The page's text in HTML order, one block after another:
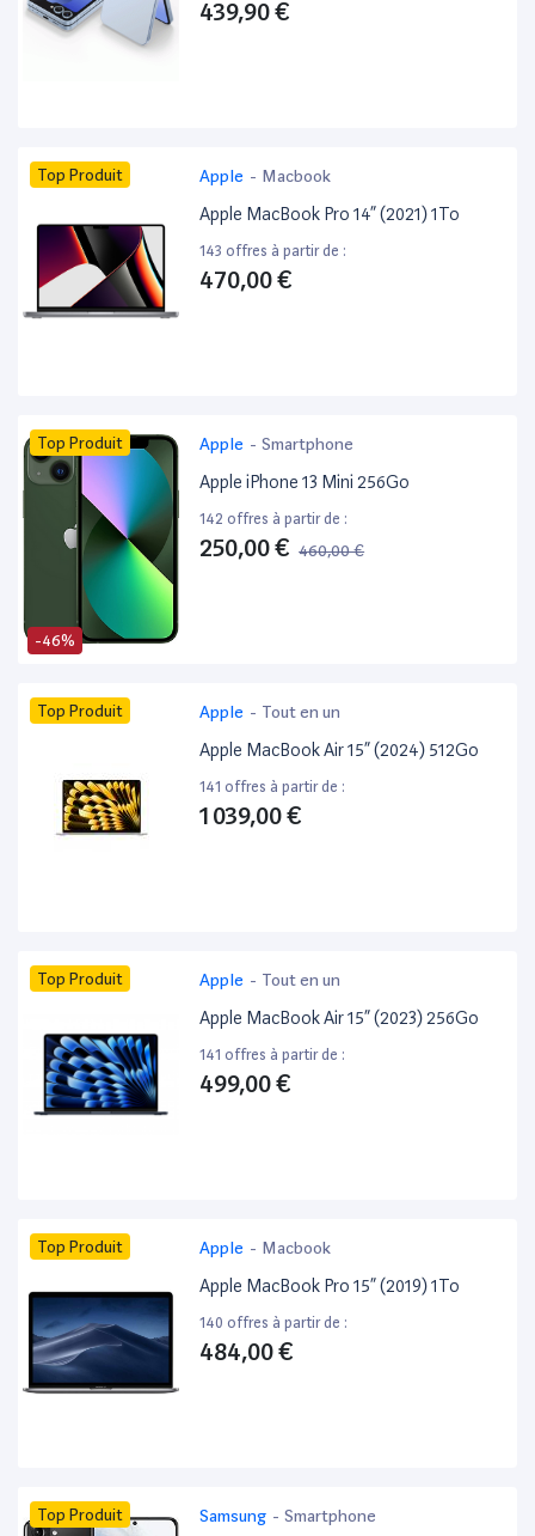
439,90 €
Top Produit Apple - Macbook
Apple MacBook Pro 14” (2021) 1To
143 offres à partir de :
470,00 €
-46%
Top Produit Apple - Smartphone
Apple iPhone 13 Mini 256Go
142 offres à partir de :
250,00 € 460,00 €
Top Produit Apple - Tout en un
Apple MacBook Air 15” (2024) 512Go
141 offres à partir de :
1 039,00 €
Top Produit Apple - Tout en un
Apple MacBook Air 15” (2023) 256Go
141 offres à partir de :
499,00 €
Top Produit Apple - Macbook
Apple MacBook Pro 15” (2019) 1To
140 offres à partir de :
484,00 €
Top Produit Samsung - Smartphone